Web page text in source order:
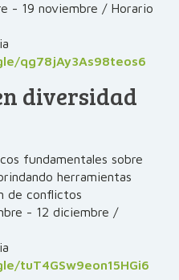
- 19 noviembre / Horario
qg78jAy3As98teos6
diversidad
fundamentales sobre
herramientas
de conflictos
- 12 diciembre /
tuT4GSw9eon15HGi6